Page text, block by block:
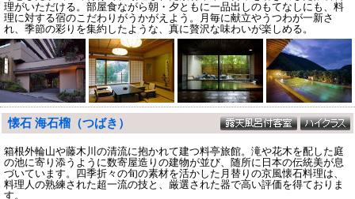
理がいただける。部屋食ながら朝・夕ともに一品出しのもてなしにも、料
理に対する宿のこだわりがうかがえよう。月毎に献立やうつわが一新さ
れ、季節の彩りを集約したような、真に贅沢な味わいが楽しめる。
懐石 海石榴（つばき）
箱根外輪山や藤木川の清流に抱かれて建つ料亭旅館。滝や花木を配した庭
の池に寄り添うように数寄屋造りの建物が並び、随所に日本の伝統美が息
づいています。四季折々の旬の素材を活かした月替りの京風懐石料理は、
料理人の熟練された超一流の技と、厳選された器で高い評価を得ておりま
す。